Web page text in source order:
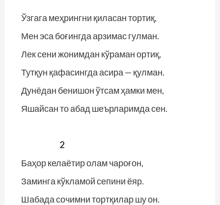
Ўзгага меҳрингни қиласан тортиқ,
Мен эса боғингда арзимас гулман.
Лек сени жонимдан кўраман ортиқ,
Тутқун қафасингда асира — қулман.
Дунёдан бенишон ўтсам ҳамки мен,
Яшайсан то абад шеърларимда сен.
2
Баҳор келаётир олам чароғон,
Заминга кўкламой сепини ёяр.
Шабада сочимни тортқилар шу он.